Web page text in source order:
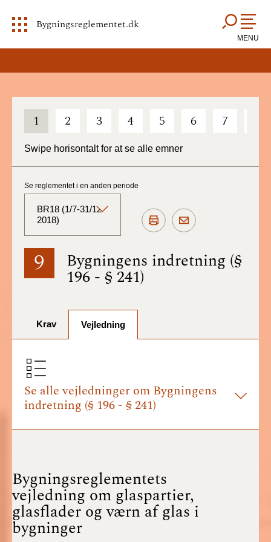
Bygningsreglementet.dk
MENU
1 2 3 4 5 6 7
Swipe horisontalt for at se alle emner
9 Bygningens indretning (§
196 - § 241)
Se reglementet i en anden periode
BR18 (1/7-31/12
2018)
BR18 (Aktuelt)
BR18 (1/7-31/12
BR18 (1/1-30/6
BR18 (1/7- 31/12
2024)
BR18 (1/1- 30/06
BR18 (17/9 - 31/12
2022)
BR18 (1/7 - 16/9
Krav Vejledning
Se alle vejledninger om Bygningens
indretning (§ 196 - § 241)
Bygningsreglementets
vejledning om glaspartier,
glasflader og værn af glas i
bygninger